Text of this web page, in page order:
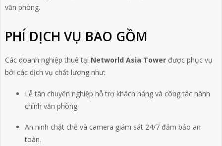
văn phòng.
PHÍ DỊCH VỤ BAO GỒM
Các doanh nghiệp thuê tại Networld Asia Towerđược phục vụ
bởi các dịch vụ chất lượng như:
Lễ tân chuyên nghiệp hỗ trợ khách hàng và công tác hành
chính văn phòng.
An ninh chặt chẽ và camera giám sát 24/7 đảm bảo an
toàn.